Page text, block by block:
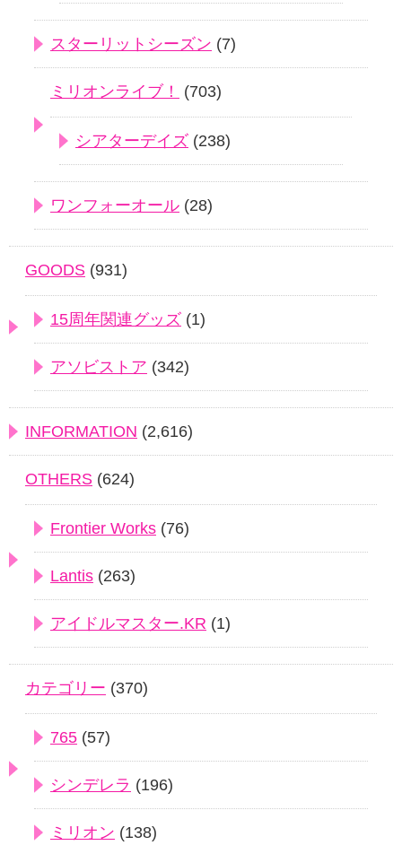
スターリットシーズン (7)
ミリオンライブ！ (703)
シアターデイズ (238)
ワンフォーオール (28)
GOODS (931)
15周年関連グッズ (1)
アソビストア (342)
INFORMATION (2,616)
OTHERS (624)
Frontier Works (76)
Lantis (263)
アイドルマスター.KR (1)
カテゴリー (370)
765 (57)
シンデレラ (196)
ミリオン (138)